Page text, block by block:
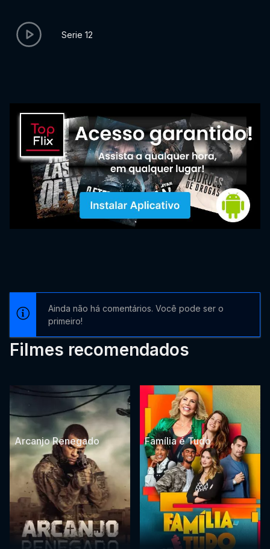
Serie 12
Ainda não há comentários. Você pode ser o
primeiro!
Filmes recomendados
Arcanjo Renegado Família é Tudo